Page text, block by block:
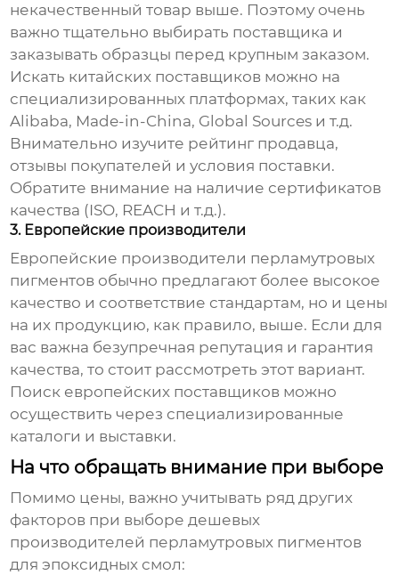
некачественный товар выше. Поэтому очень
важно тщательно выбирать поставщика и
заказывать образцы перед крупным заказом.
Искать китайских поставщиков можно на
специализированных платформах, таких как
Alibaba, Made-in-China, Global Sources и т.д.
Внимательно изучите рейтинг продавца,
отзывы покупателей и условия поставки.
Обратите внимание на наличие сертификатов
качества (ISO, REACH и т.д.).
3. Европейские производители
Европейские производители перламутровых
пигментов обычно предлагают более высокое
качество и соответствие стандартам, но и цены
на их продукцию, как правило, выше. Если для
вас важна безупречная репутация и гарантия
качества, то стоит рассмотреть этот вариант.
Поиск европейских поставщиков можно
осуществить через специализированные
каталоги и выставки.
На что обращать внимание при выборе
Помимо цены, важно учитывать ряд других
факторов при выборедешевых
производителей перламутровых пигментов
для эпоксидных смол: